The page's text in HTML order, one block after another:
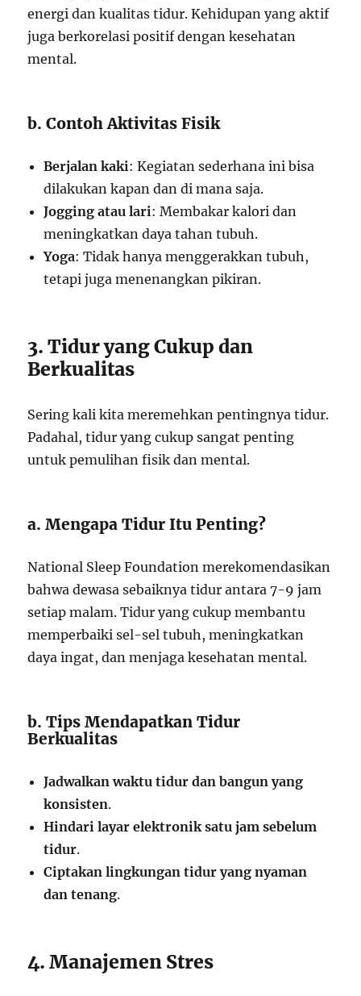
energi dan kualitas tidur. Kehidupan yang aktif
juga berkorelasi positif dengan kesehatan
mental.
b. Contoh Aktivitas Fisik
Berjalan kaki: Kegiatan sederhana ini bisa
dilakukan kapan dan di mana saja.
Jogging atau lari: Membakar kalori dan
meningkatkan daya tahan tubuh.
Yoga: Tidak hanya menggerakkan tubuh,
tetapi juga menenangkan pikiran.
3. Tidur yang Cukup dan
Berkualitas
Sering kali kita meremehkan pentingnya tidur.
Padahal, tidur yang cukup sangat penting
untuk pemulihan fisik dan mental.
a. Mengapa Tidur Itu Penting?
National Sleep Foundation merekomendasikan
bahwa dewasa sebaiknya tidur antara 7-9 jam
setiap malam. Tidur yang cukup membantu
memperbaiki sel-sel tubuh, meningkatkan
daya ingat, dan menjaga kesehatan mental.
b. Tips Mendapatkan Tidur
Berkualitas
Jadwalkan waktu tidur dan bangun yang
konsisten.
Hindari layar elektronik satu jam sebelum
tidur.
Ciptakan lingkungan tidur yang nyaman
dan tenang.
4. Manajemen Stres